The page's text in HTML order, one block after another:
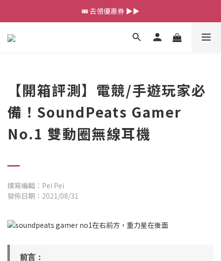
💰新會員送 $88 購物金
🎟️ 去領優惠券 ▶▶
💰新會員送 $88 購物金
【開箱評測】電競/手遊玩家必
備！SoundPeats Gamer
No.1 雙動圈無線耳機
撰寫編輯：Pei Pei
發佈日期：2021/08/31
前言：